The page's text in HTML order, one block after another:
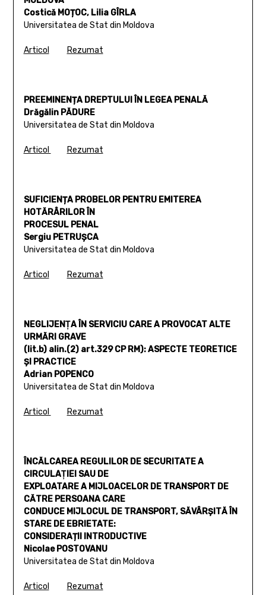
Costică MOȚOC, Lilia GÎRLA
Universitatea de Stat din Moldova
Articol Rezumat
PREEMINENȚA DREPTULUI ÎN LEGEA PENALĂ
Drăgălin PĂDURE
Universitatea de Stat din Moldova
Articol Rezumat
SUFICIENȚA PROBELOR PENTRU EMITEREA
HOTĂRÂRILOR ÎN
PROCESUL PENAL
Sergiu PETRUȘCA
Universitatea de Stat din Moldova
Articol Rezumat
NEGLIJENŢA ÎN SERVICIU CARE A PROVOCAT ALTE
URMĂRI GRAVE
(lit.b) alin.(2) art.329 CP RM): ASPECTE TEORETICE
ŞI PRACTICE
Adrian POPENCO
Universitatea de Stat din Moldova
Articol Rezumat
ÎNCĂLCAREA REGULILOR DE SECURITATE A
CIRCULAŢIEI SAU DE
EXPLOATARE A MIJLOACELOR DE TRANSPORT DE
CĂTRE PERSOANA CARE
CONDUCE MIJLOCUL DE TRANSPORT, SĂVÂRȘITĂ ÎN
STARE DE EBRIETATE:
CONSIDERAȚII INTRODUCTIVE
Nicolae POSTOVANU
Universitatea de Stat din Moldova
Articol Rezumat